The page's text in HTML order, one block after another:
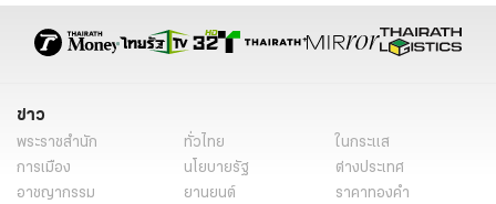
ข่าว
พระราชสำนัก ทั่วไทย
ในกระแส
การเมือง
นโยบายรัฐ
ต่างประเทศ
อาชญากรรม
ยานยนต์
ราคาทองคำ